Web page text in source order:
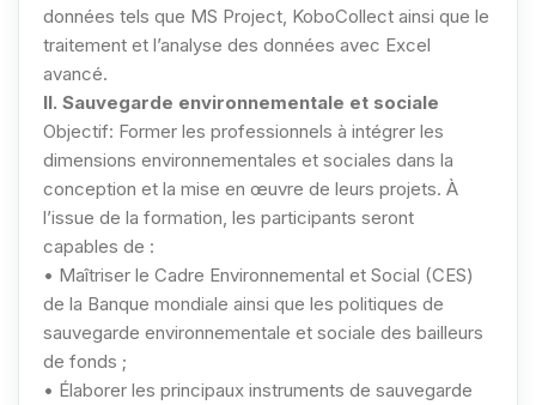
données tels que MS Project, KoboCollect ainsi que le
traitement et l’analyse des données avec Excel
avancé.
II. Sauvegarde environnementale et sociale
Objectif: Former les professionnels à intégrer les
dimensions environnementales et sociales dans la
conception et la mise en œuvre de leurs projets. À
l’issue de la formation, les participants seront
capables de :
• Maîtriser le Cadre Environnemental et Social (CES)
de la Banque mondiale ainsi que les politiques de
sauvegarde environnementale et sociale des bailleurs
de fonds ;
• Élaborer les principaux instruments de sauvegarde